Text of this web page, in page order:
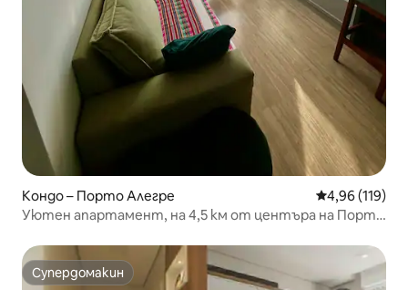
Кондо – Порто Алегре Средна
4,96 (119)
Уютен апартамент, на 4,5 км от центъра на Порто
Супердомакин
Супердомакин